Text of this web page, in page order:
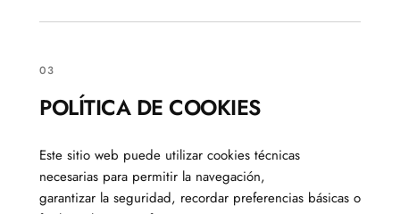
03
POLÍTICA DE COOKIES
Este sitio web puede utilizar cookies técnicas
necesarias para permitir la navegación,
garantizar la seguridad, recordar preferencias básicas o